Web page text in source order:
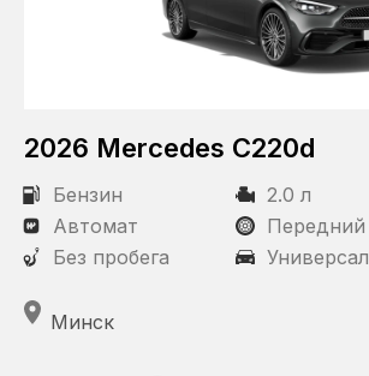
2026 Mercedes C220d
Бензин
2.0 л
Автомат
Передний
Без пробега
Универсал
Минск